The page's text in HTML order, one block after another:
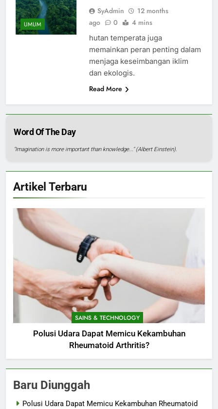
UMUM
SyAdmin
12 months
ago
0 4 mins
hutan temperata juga
memainkan peran penting dalam
menjaga keseimbangan iklim
dan ekologis.
Read More
Word Of The Day
"Imagination is more important than knowledge..." (Albert Einstein).
Artikel Terbaru
SAINS & TECHNOLOGY
Polusi Udara Dapat Memicu Kekambuhan
Rheumatoid Arthritis?
Baru Diunggah
Polusi Udara Dapat Memicu Kekambuhan Rheumatoid